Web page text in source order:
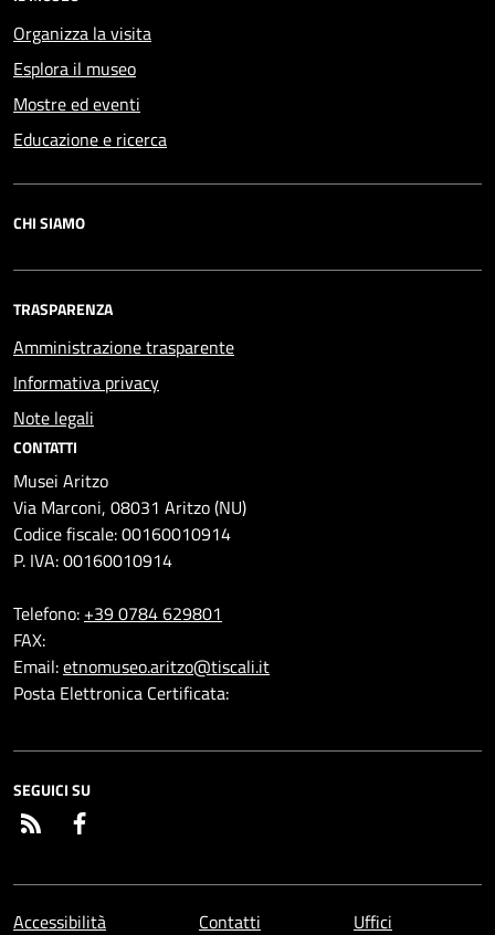
Organizza la visita
Esplora il museo
Mostre ed eventi
Educazione e ricerca
CHI SIAMO
TRASPARENZA
Amministrazione trasparente
Informativa privacy
Note legali
CONTATTI
Musei Aritzo
Via Marconi, 08031 Aritzo (NU)
Codice fiscale: 00160010914
P. IVA: 00160010914
Telefono: +39 0784 629801
FAX:
Email:etnomuseo.aritzo@tiscali.it
Posta Elettronica Certificata:
SEGUICI SU
RSS
Accessibilità Contatti Uffici